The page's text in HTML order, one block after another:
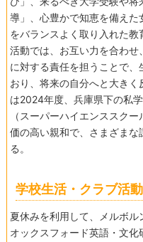
導」、心豊かで知恵を備え
をバランスよく取り入れた
活動では、お互い力を合わせ
に対する責任を担うことで
おり、将来の自分へと大き
は2024年度、兵庫県下の私
（スーパーハイエンススク
価の高い親和で、さまざま
る。
学校生活・クラブ活動
夏休みを利用して、メルボル
オックスフォード英語・文